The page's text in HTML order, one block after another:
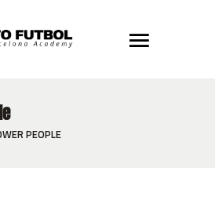
PEOPLE